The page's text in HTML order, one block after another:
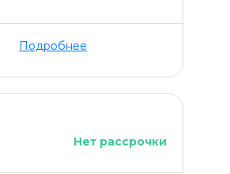
Подробнее
Нет рассрочки